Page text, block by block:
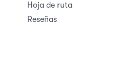
Hoja de ruta
Reseñas